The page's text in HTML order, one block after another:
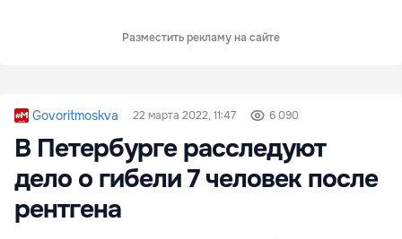
Разместить рекламу на сайте
Govoritmoskva 22 марта 2022, 11:47 6 090
В Петербурге расследуют
дело о гибели 7 человек после
рентгена